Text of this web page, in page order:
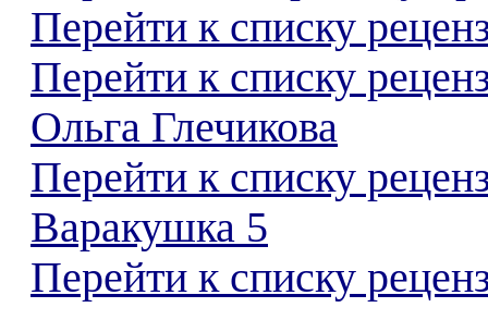
Перейти к списку
Перейти к списку
Ольга Глечикова
Перейти к списку
Варакушка 5
Перейти к списку